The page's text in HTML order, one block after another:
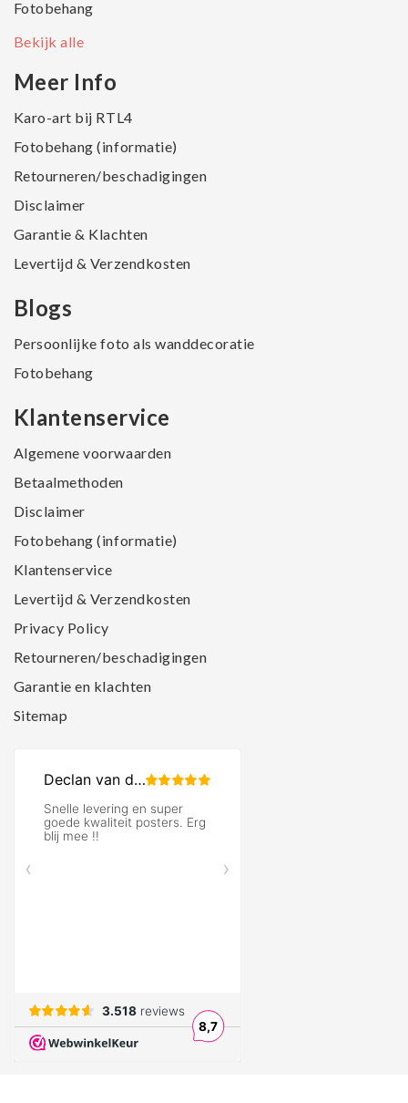
Fotobehang
Bekijk alle
Meer Info
Karo-art bij RTL4
Fotobehang (informatie)
Retourneren/beschadigingen
Disclaimer
Garantie & Klachten
Levertijd & Verzendkosten
Blogs
Persoonlijke foto als wanddecoratie
Fotobehang
Klantenservice
Algemene voorwaarden
Betaalmethoden
Disclaimer
Fotobehang (informatie)
Klantenservice
Levertijd & Verzendkosten
Privacy Policy
Retourneren/beschadigingen
Garantie en klachten
Sitemap